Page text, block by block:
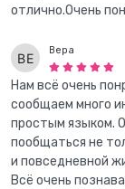
отлично.Очень
Вера
Нам всё очень
сообщаем много
простым языком.
пообщаться не
и повседневной
Всё очень